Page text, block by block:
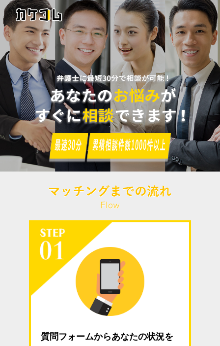
質問フォームからあなたの状況を